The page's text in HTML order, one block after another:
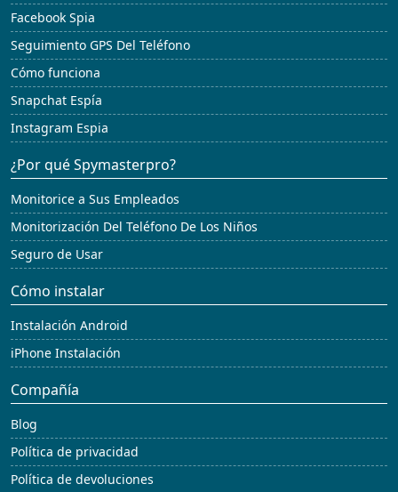
Facebook Spia
Seguimiento GPS Del Teléfono
Cómo funciona
Snapchat Espía
Instagram Espia
¿Por qué Spymasterpro?
Monitorice a Sus Empleados
Monitorización Del Teléfono De Los Niños
Seguro de Usar
Cómo instalar
Instalación Android
iPhone Instalación
Compañía
Blog
Política de privacidad
Política de devoluciones